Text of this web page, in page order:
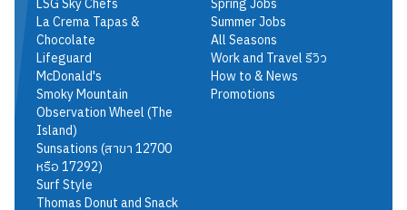
La Crema Tapas &
Chocolate
Lifeguard
McDonald's
Smoky Mountain
Observation Wheel (The
Island)
Sunsations (สาขา 12700
หรือ 17292)
Surf Style
Thomas Donut and Snack
Summer Jobs
All Seasons
Work and Travel รีวิว
How to & News
Promotions